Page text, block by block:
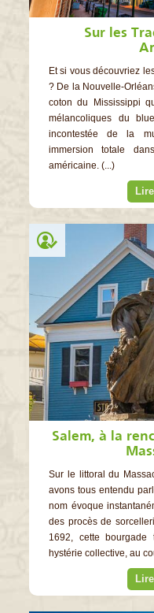
Sur les
Et si vous découvriez
? De la Nouvelle-
coton du Mississippi
mélancoliques du
incontestée de la
immersion totale
américaine. (...)
Salem, à la
Sur le littoral du
avons tous entendu
nom évoque
des procès de
1692, cette
hystérie collective, au